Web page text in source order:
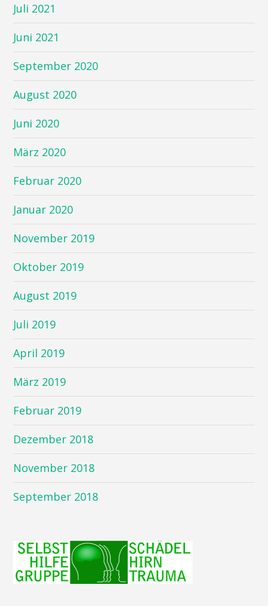
Juli 2021
Juni 2021
September 2020
August 2020
Juni 2020
März 2020
Februar 2020
Januar 2020
November 2019
Oktober 2019
August 2019
Juli 2019
April 2019
März 2019
Februar 2019
Dezember 2018
November 2018
September 2018